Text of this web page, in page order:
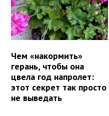
Чем «накормить»
герань, чтобы она
цвела год напролет:
этот секрет так просто
не выведать